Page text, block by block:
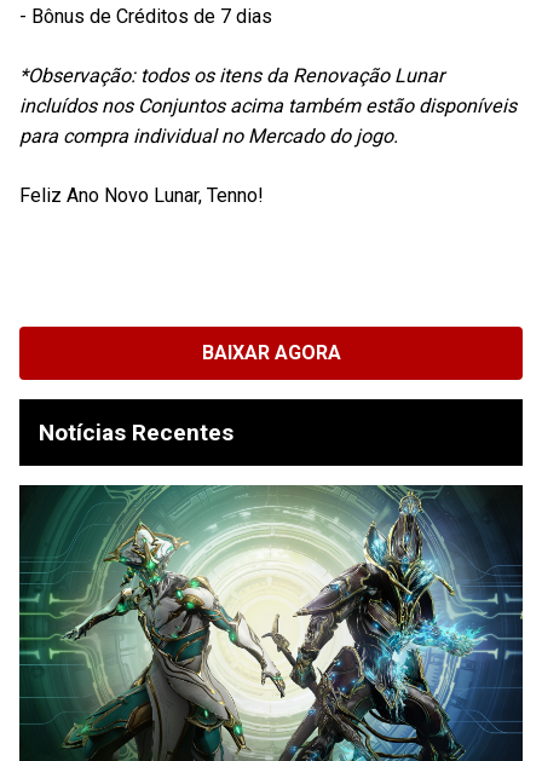
- Bônus de Créditos de 7 dias
*Observação: todos os itens da Renovação Lunar
incluídos nos Conjuntos acima também estão disponíveis
para compra individual no Mercado do jogo.
Feliz Ano Novo Lunar, Tenno!
BAIXAR AGORA
Notícias Recentes